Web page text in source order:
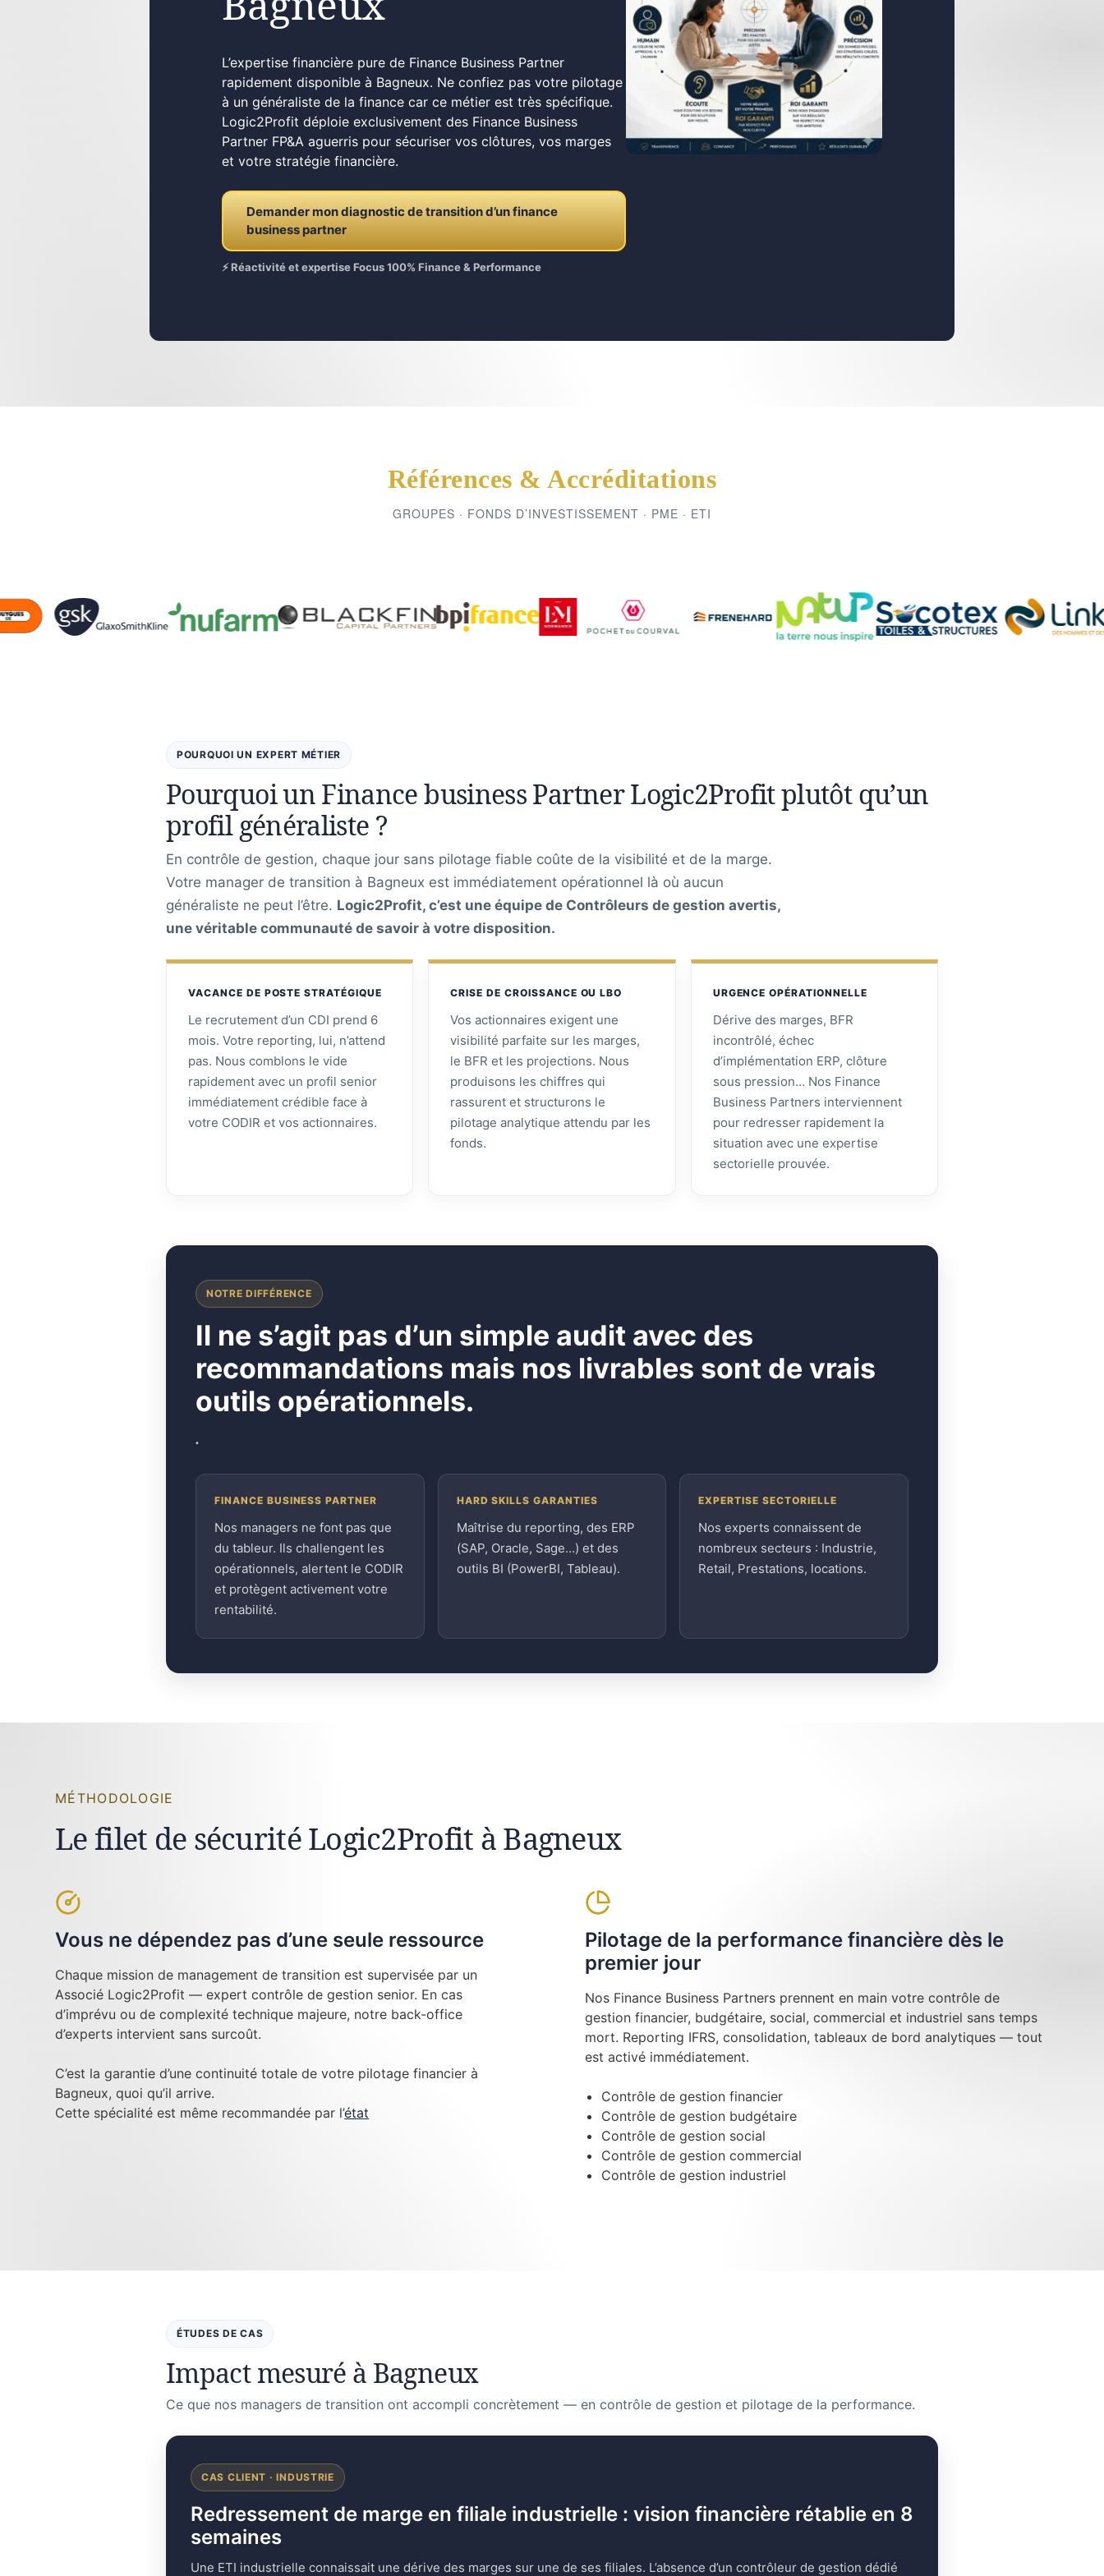
L’expertise financière pure de Finance Business Partner
rapidement disponible à Bagneux. Ne confiez pas votre pilotage
à un généraliste de la finance car ce métier est très spécifique.
Logic2Profit déploie exclusivement des Finance Business
Partner FP&A aguerris pour sécuriser vos clôtures, vos marges
et votre stratégie financière.
Demander mon diagnostic de transition d’un finance
business partner
⚡ Réactivité et expertise Focus 100% Finance & Performance
Références & Accréditations
GROUPES · FONDS D’INVESTISSEMENT · PME · ETI
POURQUOI UN EXPERT MÉTIER
Pourquoi un Finance business Partner Logic2Profit plutôt qu’un
profil généraliste ?
En contrôle de gestion, chaque jour sans pilotage fiable coûte de la visibilité et de la marge.
Votre manager de transition à Bagneux est immédiatement opérationnel là où aucun
généraliste ne peut l’être. Logic2Profit, c’est une équipe de Contrôleurs de gestion avertis,
une véritable communauté de savoir à votre disposition.
VACANCE DE POSTE STRATÉGIQUE
Le recrutement d’un CDI prend 6
mois. Votre reporting, lui, n’attend
pas. Nous comblons le vide
rapidement avec un profil senior
immédiatement crédible face à
votre CODIR et vos actionnaires.
CRISE DE CROISSANCE OU LBO
Vos actionnaires exigent une
visibilité parfaite sur les marges,
le BFR et les projections. Nous
produisons les chiffres qui
rassurent et structurons le
pilotage analytique attendu par les
fonds.
URGENCE OPÉRATIONNELLE
Dérive des marges, BFR
incontrôlé, échec
d’implémentation ERP, clôture
sous pression… Nos Finance
Business Partners interviennent
pour redresser rapidement la
situation avec une expertise
sectorielle prouvée.
NOTRE DIFFÉRENCE
Il ne s’agit pas d’un simple audit avec des
recommandations mais nos livrables sont de vrais
outils opérationnels.
.
FINANCE BUSINESS PARTNER
Nos managers ne font pas que
du tableur. Ils challengent les
opérationnels, alertent le CODIR
et protègent activement votre
rentabilité.
HARD SKILLS GARANTIES
Maîtrise du reporting, des ERP
(SAP, Oracle, Sage…) et des
outils BI (PowerBI, Tableau).
EXPERTISE SECTORIELLE
Nos experts connaissent de
nombreux secteurs : Industrie,
Retail, Prestations, locations.
MÉTHODOLOGIE
Le filet de sécurité Logic2Profit à Bagneux
Vous ne dépendez pas d’une seule ressource
Chaque mission de management de transition est supervisée par un
Associé Logic2Profit — expert contrôle de gestion senior. En cas
d’imprévu ou de complexité technique majeure, notre back-office
d’experts intervient sans surcoût.
C’est la garantie d’une continuité totale de votre pilotage financier à
Bagneux, quoi qu’il arrive.
Cette spécialité est même recommandée par l’état
Pilotage de la performance financière dès le
premier jour
Nos Finance Business Partners prennent en main votre contrôle de
gestion financier, budgétaire, social, commercial et industriel sans temps
mort. Reporting IFRS, consolidation, tableaux de bord analytiques — tout
est activé immédiatement.
Contrôle de gestion financier
Contrôle de gestion budgétaire
Contrôle de gestion social
Contrôle de gestion commercial
Contrôle de gestion industriel
ÉTUDES DE CAS
Impact mesuré à Bagneux
Ce que nos managers de transition ont accompli concrètement — en contrôle de gestion et pilotage de la performance.
CAS CLIENT · INDUSTRIE
Redressement de marge en filiale industrielle : vision financière rétablie en 8
semaines
Une ETI industrielle connaissait une dérive des marges sur une de ses filiales. L’absence d’un contrôleur de gestion dédié